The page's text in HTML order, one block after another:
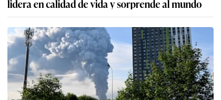
lidera en calidad de vida y sorprende al mundo